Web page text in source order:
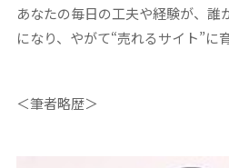
あなたの毎日の工夫や経験が、誰
になり、やがて“売れるサイト”に
＜筆者略歴＞